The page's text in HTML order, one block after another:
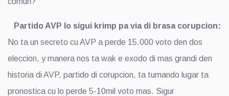
Partido AVP lo sigui krimp pa via di brasa corupcion:
No ta un secreto cu AVP a perde 15.000 voto den dos
eleccion, y manera nos ta wak e exodo di mas grandi den
historia di AVP, partido di corupcion, ta tumando lugar ta
pronostica cu lo perde 5-10mil voto mas. Sigur